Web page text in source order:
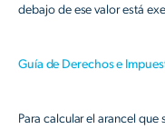
debajo de ese valor está
Guía de Derechos e
Para calcular el arancel